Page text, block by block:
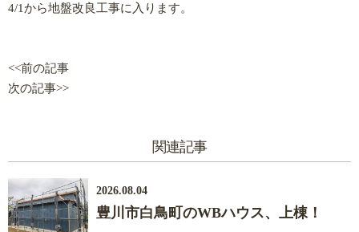
4/1から地盤改良工事に入ります。
<<前の記事
次の記事>>
関連記事
2026.08.04
豊川市白鳥町のWBハウス、上棟！